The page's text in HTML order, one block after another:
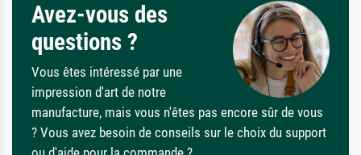
Avez-vous des
questions ?
Vous êtes intéressé par une
impression d'art de notre
manufacture, mais vous n'êtes pas encore sûr de vous
? Vous avez besoin de conseils sur le choix du support